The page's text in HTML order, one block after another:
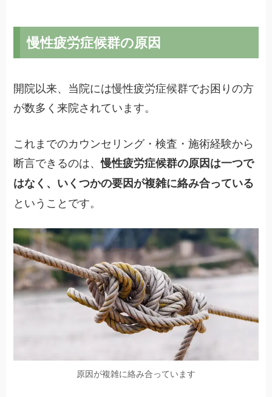
慢性疲労症候群の原因
開院以来、当院には慢性疲労症候群でお困りの方
が数多く来院されています。
これまでのカウンセリング・検査・施術経験から
断言できるのは、慢性疲労症候群の原因は一つで
はなく、いくつかの要因が複雑に絡み合っている
ということです。
原因が複雑に絡み合っています